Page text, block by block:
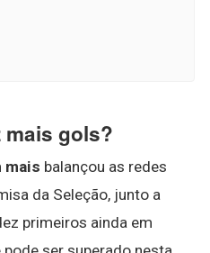
gols?
mais balançou as redes
da Seleção, junto a
primeiros ainda em